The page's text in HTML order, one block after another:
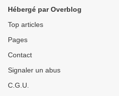
Hébergé par Overblog
Top articles
Pages
Contact
Signaler un abus
C.G.U.